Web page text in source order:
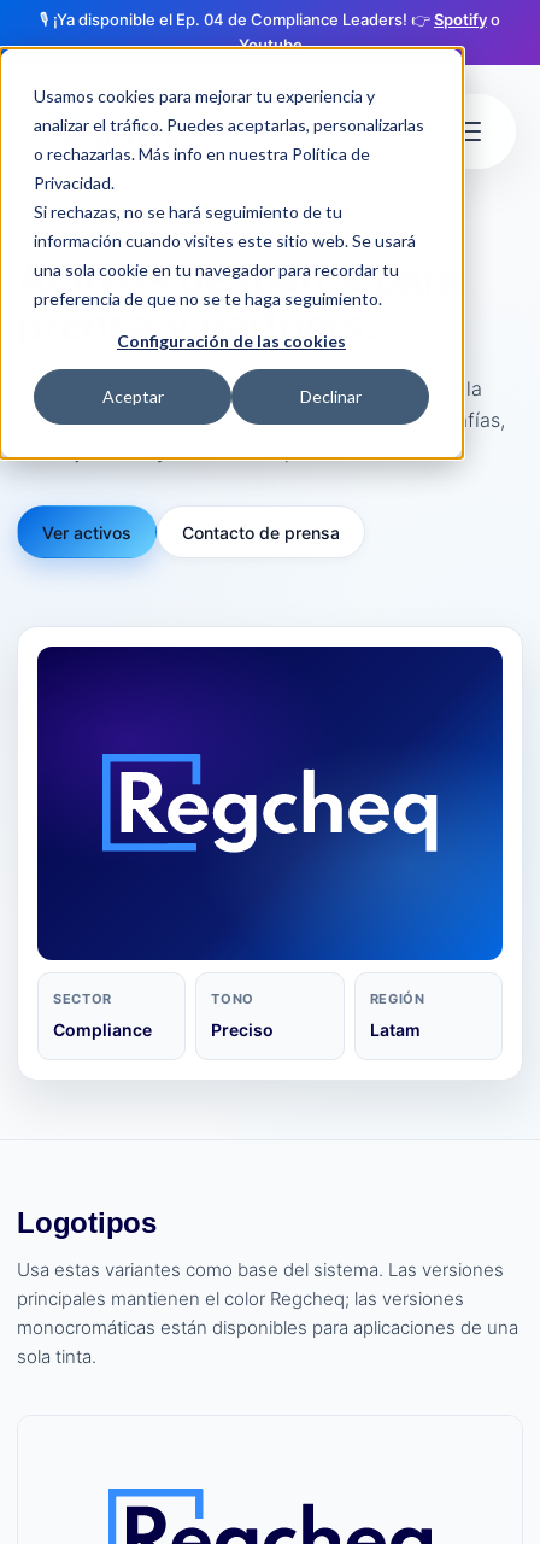
Usamos cookies para mejorar tu experiencia y
analizar el tráfico. Puedes aceptarlas, personalizarlas
o rechazarlas. Más info en nuestra Política de
Privacidad.
Si rechazas, no se hará seguimiento de tu
información cuando visites este sitio web. Se usará
una sola cookie en tu navegador para recordar tu
preferencia de que no se te haga seguimiento.
Configuración de las cookies
Aceptar Declinar
🎙️ ¡Ya disponible el Ep. 04 de Compliance Leaders! 👉Spotifyo
Youtube
KIT DE MEDIOS
Activos de marca para
prensa y partners.
Recursos esenciales de Regcheq para comunicar la
marca con consistencia: logotipos, paleta, tipografías,
mensajes base y criterios simples de uso.
Ver activos Contacto de prensa
SECTOR
Compliance
TONO
Preciso
REGIÓN
Latam
Logotipos
Usa estas variantes como base del sistema. Las versiones
principales mantienen el color Regcheq; las versiones
monocromáticas están disponibles para aplicaciones de una
sola tinta.